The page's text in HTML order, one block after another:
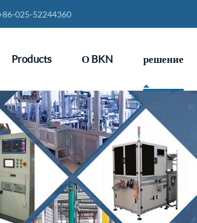
025-52244360
Products О BKN решение